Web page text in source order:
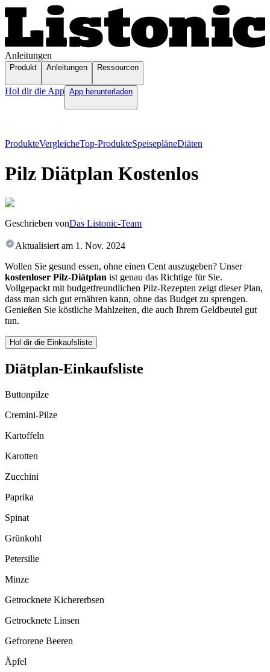
Anleitungen
Produkt Anleitungen Ressourcen
Hol dir die App App herunterladen
ProdukteVergleicheTop-ProdukteSpeisepläneDiäten
Pilz Diätplan Kostenlos
Geschrieben vonDas Listonic-Team
Aktualisiert am 1. Nov. 2024
Wollen Sie gesund essen, ohne einen Cent auszugeben? Unser
kostenloser Pilz-Diätplan ist genau das Richtige für Sie.
Vollgepackt mit budgetfreundlichen Pilz-Rezepten zeigt dieser Plan,
dass man sich gut ernähren kann, ohne das Budget zu sprengen.
Genießen Sie köstliche Mahlzeiten, die auch Ihrem Geldbeutel gut
tun.
Hol dir die Einkaufsliste
Diätplan-Einkaufsliste
Buttonpilze
Cremini-Pilze
Kartoffeln
Karotten
Zucchini
Paprika
Spinat
Grünkohl
Petersilie
Minze
Getrocknete Kichererbsen
Getrocknete Linsen
Gefrorene Beeren
Äpfel